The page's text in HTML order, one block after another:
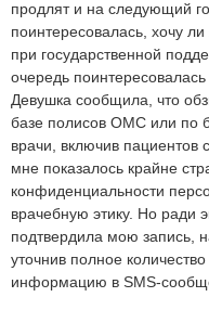
продлят и на следующий
поинтересовалась, хочу
при государственной
очередь
Девушка сообщила, что
базе полисов ОМС или по
врачи, включив
мне показалось крайне
конфиденциальности
врачебную этику. Но ради
подтвердила мою запись,
уточнив полное
информацию в SMS-